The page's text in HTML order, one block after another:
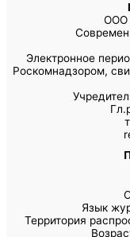
ООО
Электронное
Роскомнадзором,
Язык
Территория